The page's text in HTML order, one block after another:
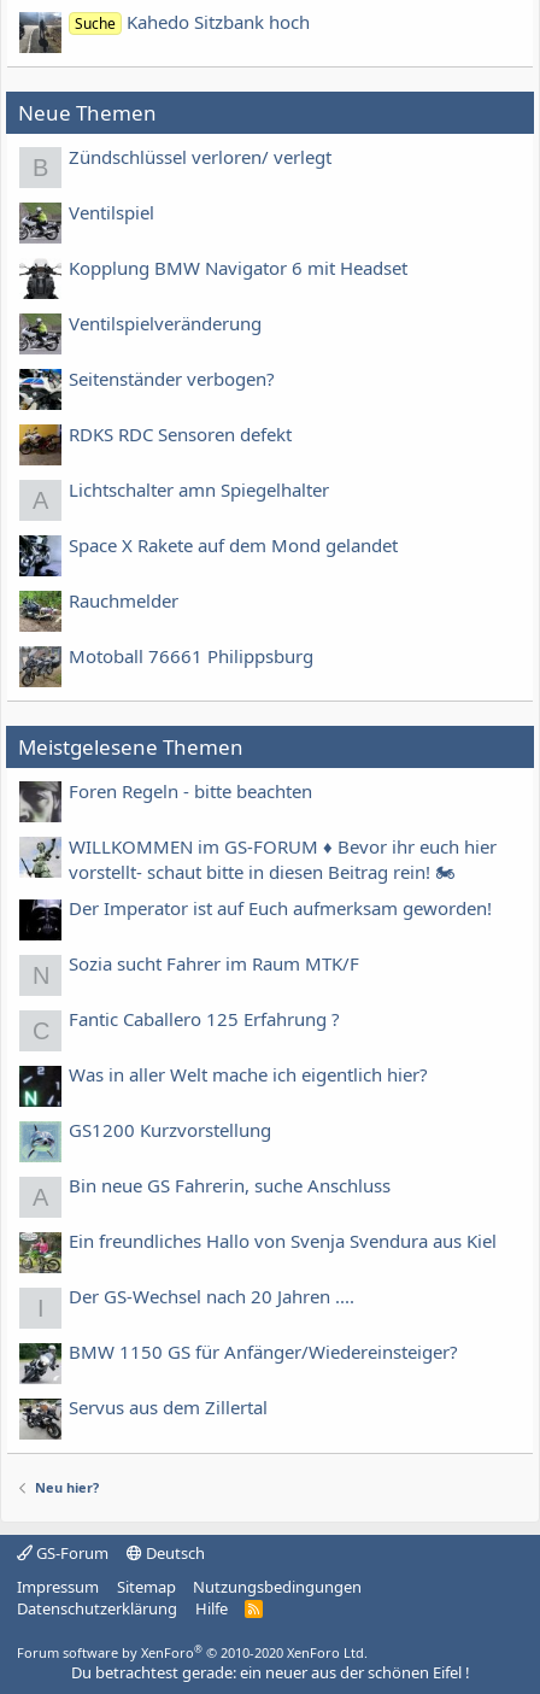
Suche Kahedo Sitzbank hoch
Neue Themen
B Zündschlüssel verloren/ verlegt
Ventilspiel
Kopplung BMW Navigator 6 mit Headset
Ventilspielveränderung
Seitenständer verbogen?
RDKS RDC Sensoren defekt
A Lichtschalter amn Spiegelhalter
Space X Rakete auf dem Mond gelandet
Rauchmelder
Motoball 76661 Philippsburg
Meistgelesene Themen
Foren Regeln - bitte beachten
WILLKOMMEN im GS-FORUM ♦️ Bevor ihr euch hier
vorstellt- schaut bitte in diesen Beitrag rein! 🏍
Der Imperator ist auf Euch aufmerksam geworden!
N Sozia sucht Fahrer im Raum MTK/F
C Fantic Caballero 125 Erfahrung ?
Was in aller Welt mache ich eigentlich hier?
GS1200 Kurzvorstellung
A Bin neue GS Fahrerin, suche Anschluss
Ein freundliches Hallo von Svenja Svendura aus Kiel
I Der GS-Wechsel nach 20 Jahren ....
BMW 1150 GS für Anfänger/Wiedereinsteiger?
Servus aus dem Zillertal
Neu hier?
GS-Forum
Deutsch
Impressum
Sitemap
Nutzungsbedingungen
Datenschutzerklärung
Hilfe
R
Forum software by XenForo® © 2010-2020 XenForo Ltd.
Du betrachtest gerade: ein neuer aus der schönen Eifel !